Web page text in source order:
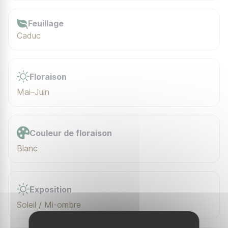
Feuillage
Caduc
Floraison
Mai–Juin
Couleur de floraison
Blanc
Exposition
Soleil / Mi-ombre